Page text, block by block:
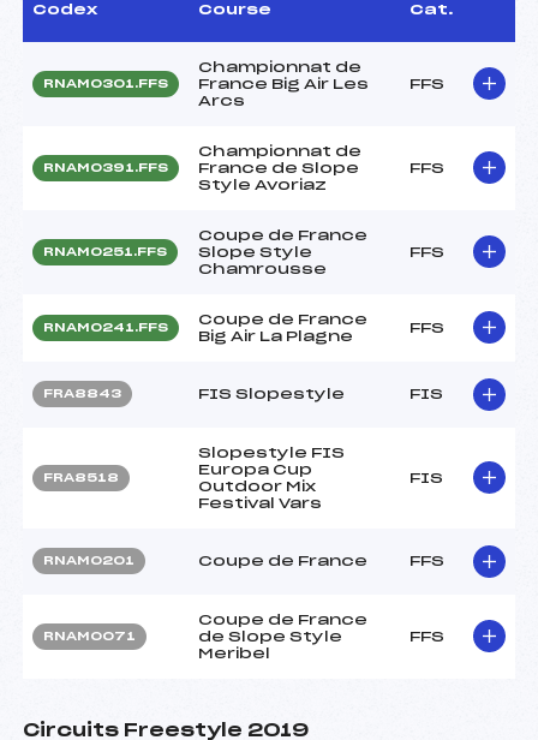
Codex Course Cat.
RNAM0301.FFS
Championnat de
France Big Air Les
Arcs
FFS
RNAM0391.FFS
Championnat de
France de Slope
Style Avoriaz
FFS
RNAM0251.FFS
Coupe de France
Slope Style
Chamrousse
FFS
RNAM0241.FFS
Coupe de France
Big Air La Plagne
FFS
FRA8843 FIS Slopestyle FIS
FRA8518
Slopestyle FIS
Europa Cup
Outdoor Mix
Festival Vars
FIS
RNAM0201 Coupe de France FFS
RNAM0071
Coupe de France
de Slope Style
Meribel
FFS
Circuits Freestyle 2019